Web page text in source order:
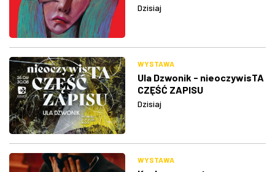
Dzisiaj
WYSTAWA
Ula Dzwonik - nieoczywisTA
CZĘŚĆ ZAPISU
Dzisiaj
WYSTAWA